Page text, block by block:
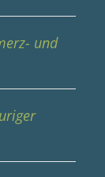
und